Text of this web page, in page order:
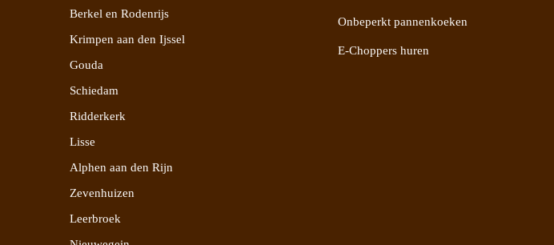
Berkel en Rodenrijs
Krimpen aan den Ijssel
Gouda
Schiedam
Ridderkerk
Lisse
Alphen aan den Rijn
Zevenhuizen
Leerbroek
Onbeperkt pannenkoeken
E-Choppers huren